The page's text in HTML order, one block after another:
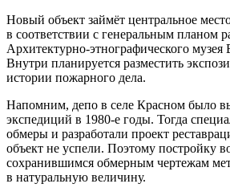
Новый объект займёт центральное
в соответствии с генеральным планом
Архитектурно-этнографического музея
Внутри планируется разместить
истории пожарного дела.
Напомним, депо в селе Красном было
экспедиций в 1980-е годы. Тогда
обмеры и разработали проект
объект не успели. Поэтому постройку
сохранившимся обмерным чертежам
в натуральную величину.